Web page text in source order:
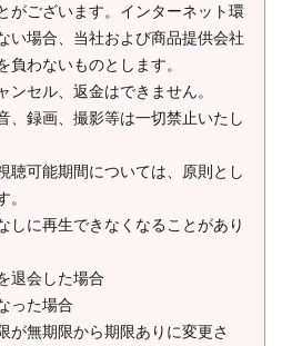
がございます。インターネット環
い場合、当社および商品提供会社
負わないものとします。
ンセル、返金はできません。
、録画、撮影等は一切禁止いたし
聴可能期間については、原則とし
。
しに再生できなくなることがあり
退会した場合
った場合
無期限から期限ありに変更さ